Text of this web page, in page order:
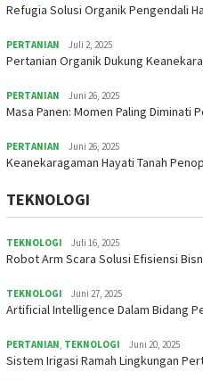
Refugia Solusi Organik Pengendali
PERTANIAN Juli 2, 2025
Pertanian Organik Dukung
PERTANIAN Juni 26, 2025
Masa Panen: Momen Paling Diminati
PERTANIAN Juni 26, 2025
Keanekaragaman Hayati Tanah
TEKNOLOGI
TEKNOLOGI Juli 16, 2025
Robot Arm Scara Solusi Efisiensi
TEKNOLOGI Juni 27, 2025
Artificial Intelligence Dalam Bidang
PERTANIAN, TEKNOLOGI Juni 20, 2025
Sistem Irigasi Ramah Lingkungan